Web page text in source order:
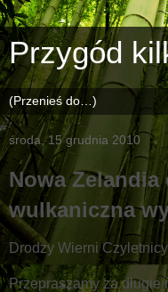
Przygód
środa, 15 grudnia 2010
Nowa Zelandia
wulkaniczna
Drodzy Wierni
Przepraszamy za